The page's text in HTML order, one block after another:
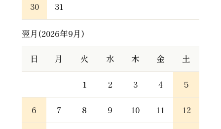
30 31
翌月(2026年9月)
日 月 火 水 木 金 土
1 2 3 4 5
6 7 8 9 10 11 12